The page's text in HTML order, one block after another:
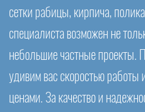
сетки рабицы, кирпича,
специалиста возможен не
небольшие частные проекты.
удивим вас скоростью работы
ценами. За качество и